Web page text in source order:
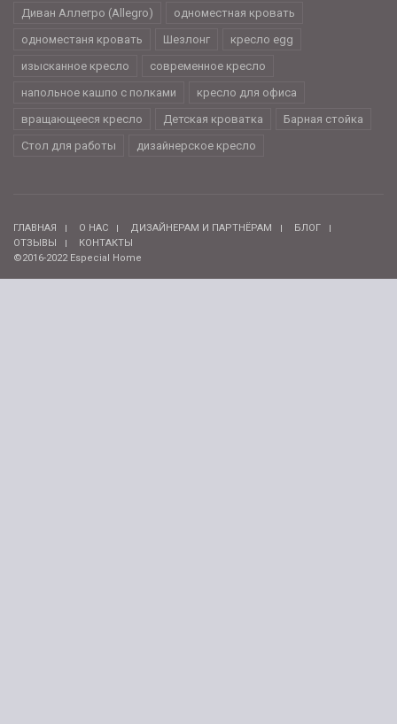
Диван Аллегро (Allegro)
одноместная кровать
одноместаня кровать
Шезлонг
кресло egg
изысканное кресло
современное кресло
напольное кашпо с полками
кресло для офиса
вращающееся кресло
Детская кроватка
Барная стойка
Стол для работы
дизайнерское кресло
ГЛАВНАЯ О НАС ДИЗАЙНЕРАМ И ПАРТНЁРАМ
БЛОГ
ОТЗЫВЫ
КОНТАКТЫ
©2016-2022 Especial Home